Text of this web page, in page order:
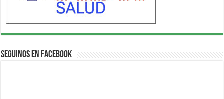
Seguinos en Facebook